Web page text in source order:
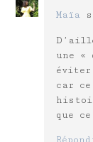
Maïa
une «
car
que